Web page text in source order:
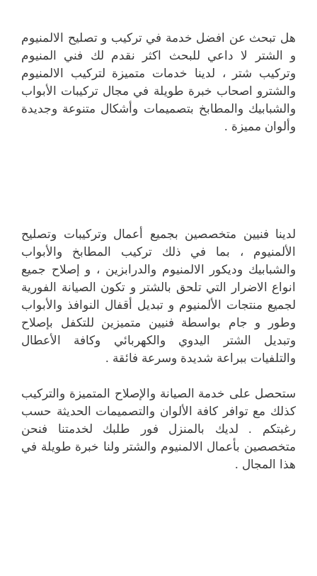
هل تبحث عن افضل خدمة في تركيب و تصليح الالمنيوم
و الشتر لا داعي للبحث اكثر نقدم لك فني المنيوم
وتركيب شتر ، لدينا خدمات متميزة لتركيب الالمنيوم
والشترو اصحاب خبرة طويلة في مجال تركيبات الأبواب
والشبابيك والمطابخ بتصميمات وأشكال متنوعة وجديدة
وألوان مميزة .
لدينا فنيين متخصصين بجميع أعمال وتركيبات وتصليح
الألمنيوم ، بما في ذلك تركيب المطابخ والأبواب
والشبابيك وديكور الالمنيوم والدرابزين ، و إصلاح جميع
انواع الاضرار التي تلحق بالشتر و تكون الصيانة الفورية
لجميع منتجات الألمنيوم و تبديل أقفال النوافذ والأبواب
وطور و جام بواسطة فنيين متميزين للتكفل بإصلاح
وتبديل الشتر اليدوي والكهربائي وكافة الأعطال
والتلفيات ببراعة شديدة وسرعة فائقة .
ستحصل على خدمة الصيانة والإصلاح المتميزة والتركيب
كذلك مع توافر كافة الألوان والتصميمات الحديثة حسب
رغبتكم . لديك بالمنزل فور طلبك لخدمتنا فنحن
متخصصين بأعمال الالمنيوم والشتر ولنا خبرة طويلة في
هذا المجال .